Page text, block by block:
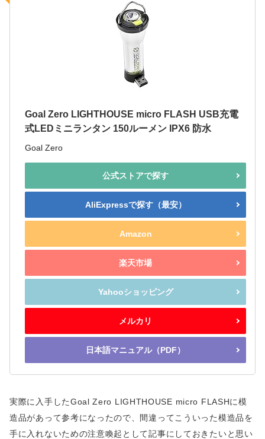
Goal Zero LIGHTHOUSE micro FLASH USB充電
式LEDミニランタン 150ルーメン IPX6 防水
Goal Zero
公式ストアで探す
AliExpressで探す（最安）
Amazon
楽天市場
Yahooショッピング
メルカリ
日本語マニュアル（PDF）
実際に入手したGoal Zero LIGHTHOUSE micro FLASHに模
造品があって参考になったので、間違ってこういった模造品を
手に入れないための注意喚起として記事にしておきたいと思い